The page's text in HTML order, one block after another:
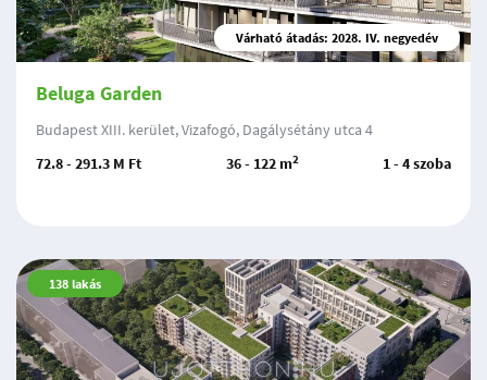
Várható átadás: 2028. IV. negyedév
Beluga Garden
Budapest XIII. kerület, Vizafogó, Dagálysétány utca 4
72.8 - 291.3 M Ft
36 - 122 m2 1 - 4 szoba
138 lakás